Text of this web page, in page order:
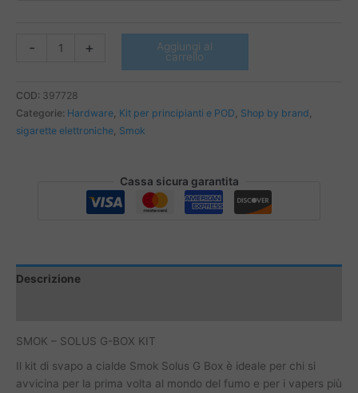
-
G-
BOX
KIT
+
Aggiungi al
carrello
COD: 397728
Categorie: Hardware, Kit per principianti e POD, Shop by brand,
sigarette elettroniche, Smok
Cassa sicura garantita
Descrizione
SMOK – SOLUS G-BOX KIT
Il kit di svapo a cialde Smok Solus G Box è ideale per chi si
avvicina per la prima volta al mondo del fumo e per i vapers più